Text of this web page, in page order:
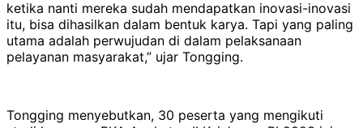
ketika nanti mereka sudah mendapatkan inovasi-inovasi
itu, bisa dihasilkan dalam bentuk karya. Tapi yang paling
utama adalah perwujudan di dalam pelaksanaan
pelayanan masyarakat,” ujar Tongging.
Tongging menyebutkan, 30 peserta yang mengikuti